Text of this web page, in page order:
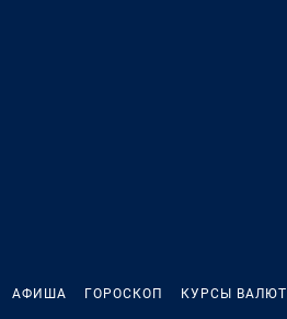
АФИША ГОРОСКОП КУРСЫ ВАЛЮТ